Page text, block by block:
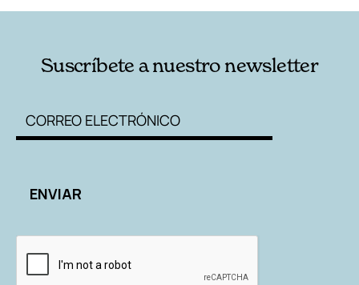
Suscríbete a nuestro newsletter